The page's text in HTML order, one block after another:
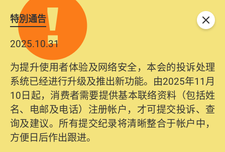
特別通告
2025.10.31
为提升使用者体验及网络安全，本会的投诉处理
系统已经进行升级及推出新功能。由2025年11月
10日起，消费者需要提供基本联络资料（包括姓
名、电邮及电话）注册帐户，才可提交投诉、查
询及建议。所有提交纪录将清晰整合于帐户中，
方便日后作出跟进。
关闭